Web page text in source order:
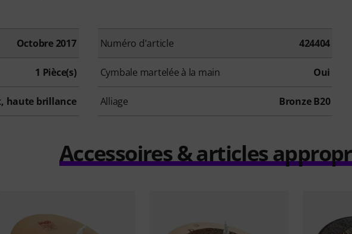
Octobre 2017 Numéro d'article 424404
1 Pièce(s) Cymbale martelée à la main Oui
haute brillance Alliage Bronze B20
Accessoires & articles